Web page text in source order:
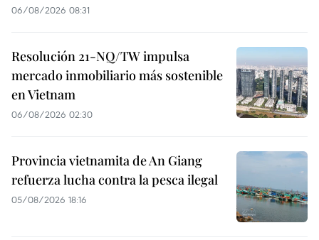
06/08/2026 08:31
Resolución 21-NQ/TW impulsa
mercado inmobiliario más sostenible
en Vietnam
06/08/2026 02:30
Provincia vietnamita de An Giang
refuerza lucha contra la pesca ilegal
05/08/2026 18:16